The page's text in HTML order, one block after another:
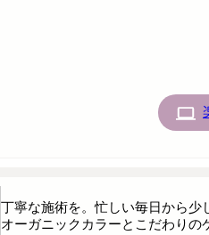
丁寧な施術を。忙しい毎日から少
オーガニックカラーとこだわり